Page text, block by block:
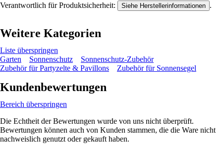
Verantwortlich für Produktsicherheit: Siehe Herstellerinformationen .
Weitere Kategorien
Liste überspringen
Garten
Sonnenschutz
Sonnenschutz-Zubehör
Zubehör für Partyzelte & Pavillons
Zubehör für Sonnensegel
Kundenbewertungen
Bereich überspringen
Die Echtheit der Bewertungen wurde von uns nicht überprüft.
Bewertungen können auch von Kunden stammen, die die Ware nicht
nachweislich genutzt oder gekauft haben.